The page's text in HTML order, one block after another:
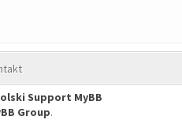
Support MyBB
Group.